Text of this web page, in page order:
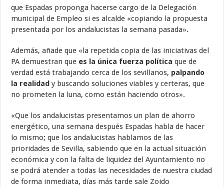
que Espadas proponga hacerse cargo de la Delegación
municipal de Empleo si es alcalde «copiando la propuesta
presentada por los andalucistas la semana pasada».
Además, añade que «la repetida copia de las iniciativas del
PA demuestran que es la única fuerza políticaque de
verdad está trabajando cerca de los sevillanos, palpando
la realidad y buscando soluciones viables y certeras, que
no prometen la luna, como están haciendo otros».
«Que los andalucistas presentamos un plan de ahorro
energético, una semana después Espadas habla de hacer
lo mismo; que los andalucistas hablamos de las
prioridades de Sevilla, sabiendo que en la actual situación
económica y con la falta de liquidez del Ayuntamiento no
se podrá atender a todas las necesidades de nuestra ciudad
de forma inmediata, días más tarde sale Zoido